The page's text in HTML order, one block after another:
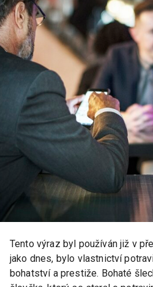
Tento výraz byl používán již v
jako dnes, bylo vlastnictví
bohatství a prestiže. Bohaté